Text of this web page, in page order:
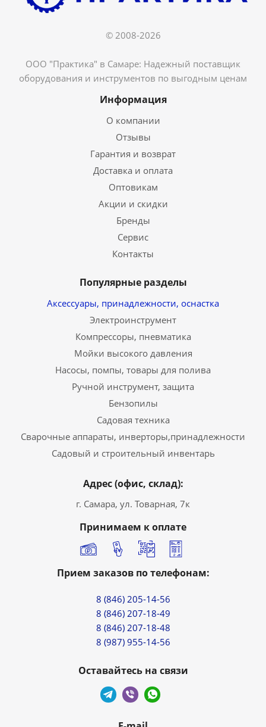
© 2008-2026
ООО "Практика" в Самаре: Надежный поставщик
оборудования и инструментов по выгодным ценам
Информация
О компании
Отзывы
Гарантия и возврат
Доставка и оплата
Оптовикам
Акции и скидки
Бренды
Сервис
Контакты
Популярные разделы
Аксессуары, принадлежности, оснастка
Электроинструмент
Компрессоры, пневматика
Мойки высокого давления
Насосы, помпы, товары для полива
Ручной инструмент, защита
Бензопилы
Садовая техника
Сварочные аппараты, инверторы,принадлежности
Садовый и строительный инвентарь
Адрес (офис, склад):
г. Самара, ул. Товарная, 7к
Принимаем к оплате
Прием заказов по телефонам:
8 (846) 205-14-56
8 (846) 207-18-49
8 (846) 207-18-48
8 (987) 955-14-56
Оставайтесь на связи